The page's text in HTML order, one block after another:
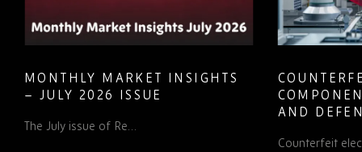
MONTHLY MARKET INSIGHTS
– JULY 2026 ISSUE
The July issue of Re…
AND
TO KNOW
Counterfeit